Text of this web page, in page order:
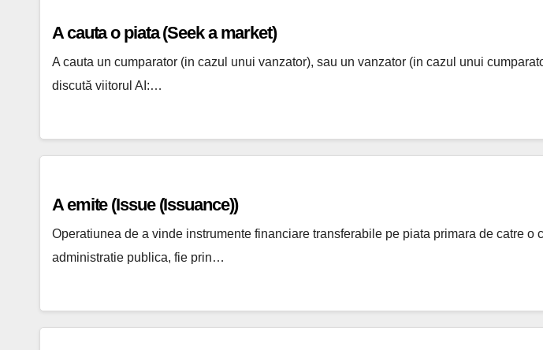
A cauta o piata (Seek a market)
A cauta un cumparator (in cazul unui vanzator), sau un vanzator (in cazul unui
discută viitorul AI:…
A emite (Issue (Issuance))
Operatiunea de a vinde instrumente financiare transferabile pe piata primara de catre o
administratie publica, fie prin…